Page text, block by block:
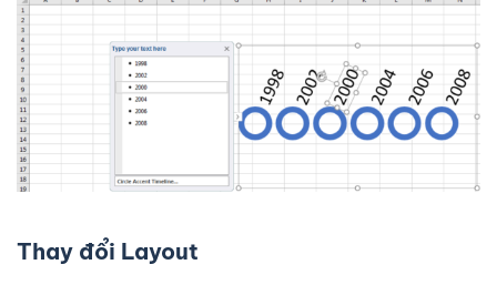
Thay đổi Layout